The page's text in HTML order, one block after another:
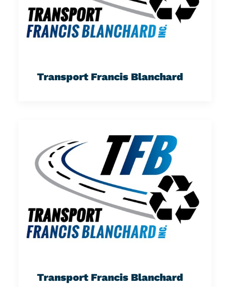
Transport Francis Blanchard
Transport Francis Blanchard